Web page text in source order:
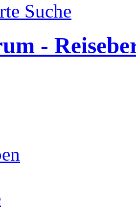
Suche
-